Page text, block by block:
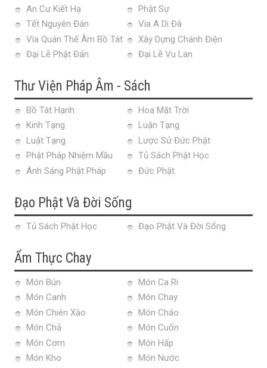
An Cư Kiết Hạ
Phật Sự
Tết Nguyên Đán
Vía A Di Đà
Vía Quán Thế Âm Bồ Tát
Xây Dựng Chánh Điện
Đại Lễ Phật Đản
Đại Lễ Vu Lan
Thư Viện Pháp Âm - Sách
Bồ Tát Hạnh
Hoa Mặt Trời
Kinh Tạng
Luận Tạng
Luật Tạng
Lược Sử Đức Phật
Phật Pháp Nhiệm Mầu
Tủ Sách Phật Học
Ánh Sáng Phật Pháp
Đức Phật
Đạo Phật Và Đời Sống
Tủ Sách Phật Học Đạo Phật Và Đời Sống
Ẩm Thực Chay
Món Bún
Món Ca Ri
Món Canh
Món Chay
Món Chiên Xào
Món Cháo
Món Chả
Món Cuốn
Món Cơm
Món Hấp
Món Kho
Món Nước